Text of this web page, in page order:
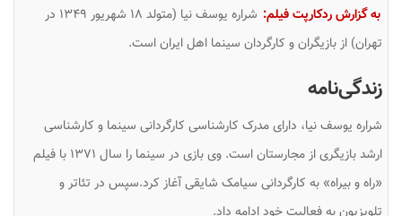
به گزارش ردکارپت فیلم:
شراره یوسف نیا (متولد ۱۸ شهریور ۱۳۴۹ در
تهران) از بازیگران و کارگردان سینما اهل ایران است.
زندگی‌نامه
شراره یوسف نیا، دارای مدرک کارشناسی کارگردانی سینما و کارشناسی
ارشد بازیگری از مجارستان است. وی بازی در سینما را سال ۱۳۷۱ با فیلم
«راه و بیراه» به کارگردانی سیامک شایقی آغاز کرد.سپس در تئاتر و